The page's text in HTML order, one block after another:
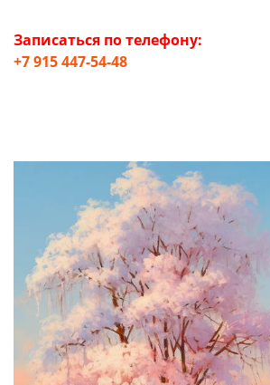
Записаться по телефону:
+7 915 447-54-48